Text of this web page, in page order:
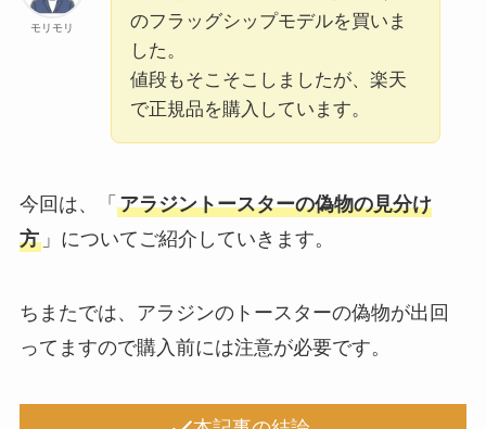
モリモリ
のフラッグシップモデルを買いま
した。
値段もそこそこしましたが、楽天
で正規品を購入しています。
今回は、「 アラジントースターの偽物の見分け
方」についてご紹介していきます。
ちまたでは、アラジンのトースターの偽物が出回
ってますので購入前には注意が必要です。